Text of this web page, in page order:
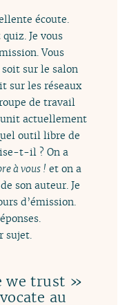
écoute.
Je vous
Vous
soit sur le salon
sur les réseaux
de travail
actuellement
outil libre de
t-il ? On a
à vous ! et on a
son auteur. Je
d’émission.
sujet.
we trust »
au